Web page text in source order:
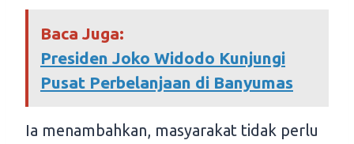
Baca Juga:
Presiden Joko Widodo Kunjungi
Pusat Perbelanjaan di Banyumas
Ia menambahkan, masyarakat tidak perlu